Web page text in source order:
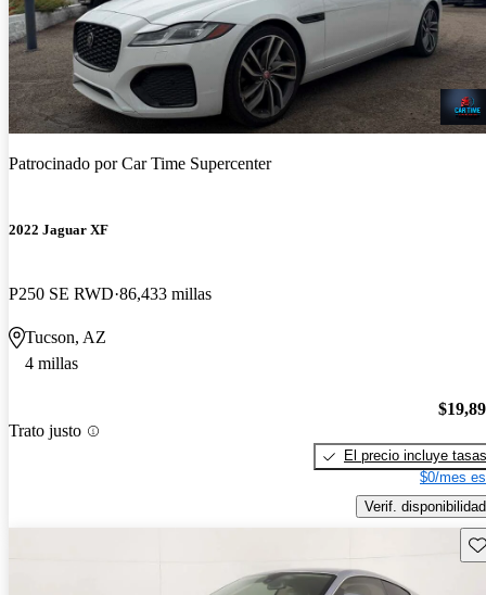
Patrocinado porCar Time Supercenter
2022 Jaguar XF
P250 SE RWD 86,433 millas
Tucson, AZ
4 millas
Trato justo
El precio incluye tasas
$0/mes
Verif. disponibilidad